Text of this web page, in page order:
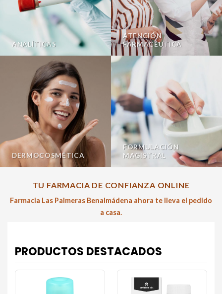
ANALÍTICAS
ATENCIÓN
FARMACÉUTICA
DERMOCOSMÉTICA
FORMULACIÓN
MAGISTRAL
TU FARMACIA DE CONFIANZA ONLINE
Farmacia Las Palmeras Benalmádena ahora te lleva el pedido
a casa.